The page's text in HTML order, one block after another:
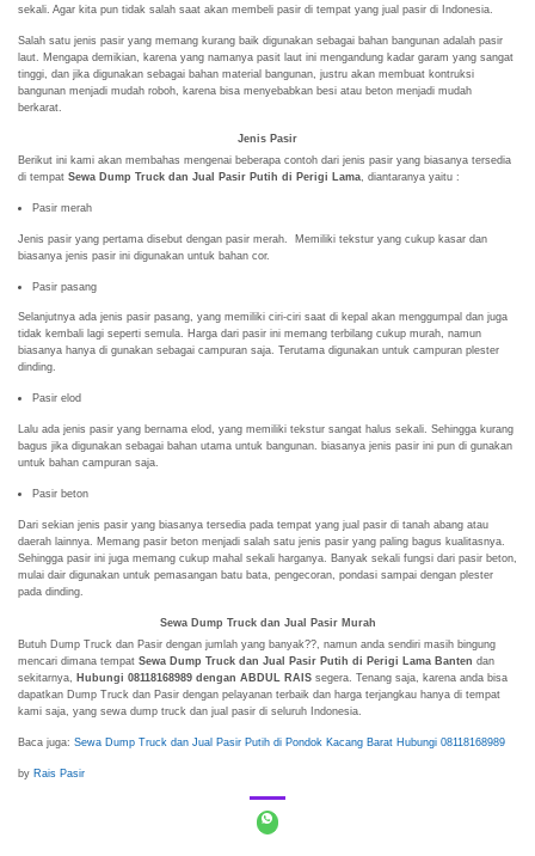
sekali. Agar kita pun tidak salah saat akan membeli pasir di tempat yang jual pasir di Indonesia.
Salah satu jenis pasir yang memang kurang baik digunakan sebagai bahan bangunan adalah pasir
laut. Mengapa demikian, karena yang namanya pasit laut ini mengandung kadar garam yang sangat
tinggi, dan jika digunakan sebagai bahan material bangunan, justru akan membuat kontruksi
bangunan menjadi mudah roboh, karena bisa menyebabkan besi atau beton menjadi mudah
berkarat.
Jenis Pasir
Berikut ini kami akan membahas mengenai beberapa contoh dari jenis pasir yang biasanya tersedia
di tempat Sewa Dump Truck dan Jual Pasir Putih di Perigi Lama, diantaranya yaitu :
Pasir merah
Jenis pasir yang pertama disebut dengan pasir merah. Memiliki tekstur yang cukup kasar dan
biasanya jenis pasir ini digunakan untuk bahan cor.
Pasir pasang
Selanjutnya ada jenis pasir pasang, yang memiliki ciri-ciri saat di kepal akan menggumpal dan juga
tidak kembali lagi seperti semula. Harga dari pasir ini memang terbilang cukup murah, namun
biasanya hanya di gunakan sebagai campuran saja. Terutama digunakan untuk campuran plester
dinding.
Pasir elod
Lalu ada jenis pasir yang bernama elod, yang memiliki tekstur sangat halus sekali. Sehingga kurang
bagus jika digunakan sebagai bahan utama untuk bangunan. biasanya jenis pasir ini pun di gunakan
untuk bahan campuran saja.
Pasir beton
Dari sekian jenis pasir yang biasanya tersedia pada tempat yang jual pasir di tanah abang atau
daerah lainnya. Memang pasir beton menjadi salah satu jenis pasir yang paling bagus kualitasnya.
Sehingga pasir ini juga memang cukup mahal sekali harganya. Banyak sekali fungsi dari pasir beton,
mulai dair digunakan untuk pemasangan batu bata, pengecoran, pondasi sampai dengan plester
pada dinding.
Sewa Dump Truck dan Jual Pasir Murah
Butuh Dump Truck dan Pasir dengan jumlah yang banyak??, namun anda sendiri masih bingung
mencari dimana tempat Sewa Dump Truck dan Jual Pasir Putih di Perigi Lama Banten dan
sekitarnya, Hubungi 08118168989 dengan ABDUL RAIS segera. Tenang saja, karena anda bisa
dapatkan Dump Truck dan Pasir dengan pelayanan terbaik dan harga terjangkau hanya di tempat
kami saja, yang sewa dump truck dan jual pasir di seluruh Indonesia.
Baca juga: Sewa Dump Truck dan Jual Pasir Putih di Pondok Kacang Barat Hubungi 08118168989
by Rais Pasir